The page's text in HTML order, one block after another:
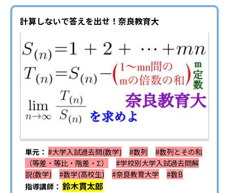
計算しないで答えを出せ！奈良教育大
単元： #大学入試過去問(数学) #数列
#数列とその和
（等差・等比・階差・Σ）
#学校別大学入試過去問解
説(数学)
#数学(高校生) #奈良教育大学
#数B
指導講師： 鈴木貫太郎